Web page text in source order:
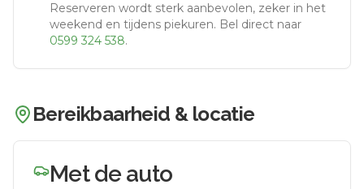
Reserveren wordt sterk aanbevolen, zeker in het
weekend en tijdens piekuren. Bel direct naar
0599 324 538.
Bereikbaarheid & locatie
Met de auto